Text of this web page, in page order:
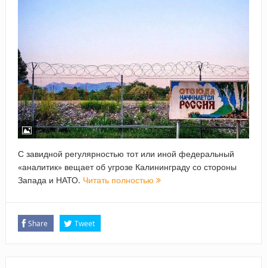
С завидной регулярностью тот или иной федеральный
«аналитик» вещает об угрозе Калининграду со стороны
Запада и НАТО. Читать полностью
Share Tweet